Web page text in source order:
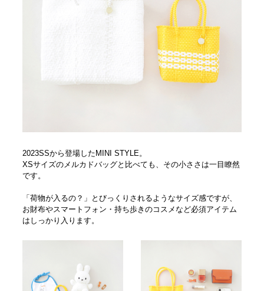
2023SSから登場したMINI STYLE。
XSサイズのメルカドバッグと比べても、その小ささは一目瞭然
です。
「荷物が入るの？」とびっくりされるようなサイズ感ですが、
お財布やスマートフォン・持ち歩きのコスメなど必須アイテム
はしっかり入ります。